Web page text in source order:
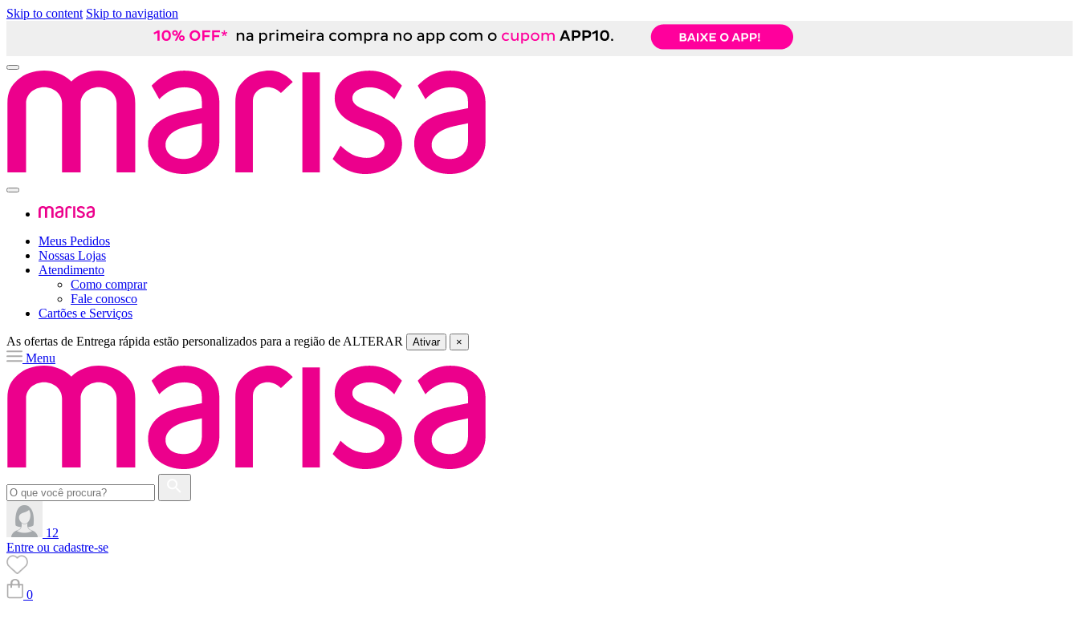
Skip to content Skip to navigation
Meus Pedidos
Nossas Lojas
Atendimento
Como comprar
Fale conosco
Cartões e Serviços
As ofertas de Entrega rápida estão personalizados para a região de ALTERAR Ativar ×
Menu
12
Entre ou cadastre-se
0